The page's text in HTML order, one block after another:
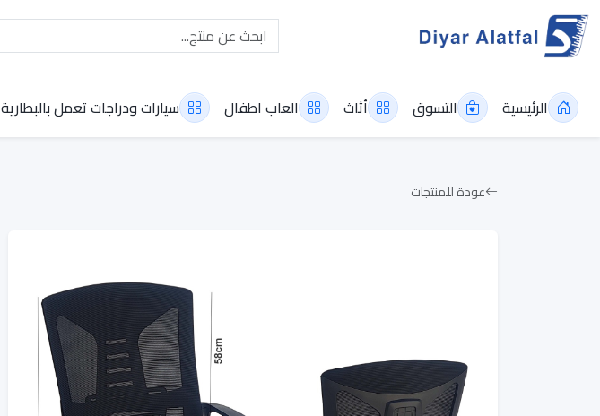
الرئيسية التسوق أثاث العاب اطفال سيارات ودراجات تعمل بالبطارية
عودة للمنتجات